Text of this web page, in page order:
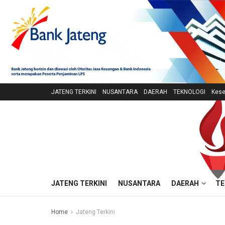
JATENG TERKINI NUSANTARA DAERAH TEKNOLOGI
JATENG TERKINI NUSANTARA DAERAH
Home Jateng Terkini